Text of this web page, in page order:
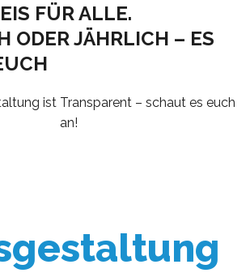
FÜR ALLE.
ODER JÄHRLICH – ES
ist Transparent – schaut es euch
an!